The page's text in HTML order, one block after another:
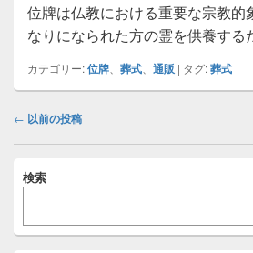
位牌は仏教における重要な宗教的
なりになられた方の霊を供養する
カテゴリー:位牌 葬式 通販 | タグ:葬式
投
ビ
ゲ
シ
← 以前の投稿
イ
イ
検索